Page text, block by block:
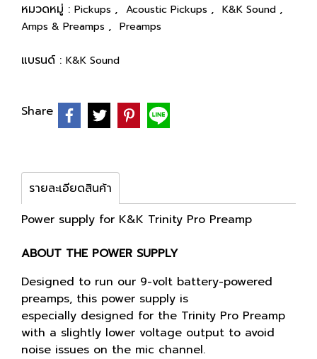
หมวดหมู่ : Pickups , Acoustic Pickups , K&K Sound ,
Amps & Preamps , Preamps
แบรนด์ : K&K Sound
Share
รายละเอียดสินค้า
Power supply for K&K Trinity Pro Preamp
ABOUT THE POWER SUPPLY
Designed to run our 9-volt battery-powered
preamps, this power supply is
especially designed for the Trinity Pro Preamp
with a slightly lower voltage output to avoid
noise issues on the mic channel.